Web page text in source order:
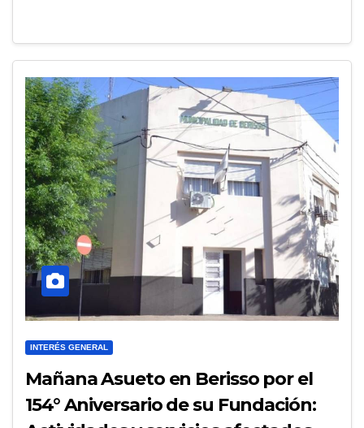
INTERÉS GENERAL
Mañana Asueto en Berisso por el
154° Aniversario de su Fundación: